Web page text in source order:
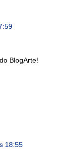
BlogArte!
18:55